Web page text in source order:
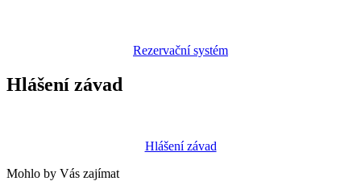
Rezervační systém
Hlášení závad
Hlášení závad
Mohlo by Vás zajímat